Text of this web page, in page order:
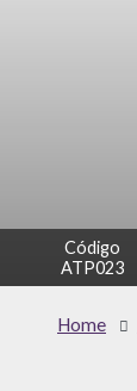
Código
ATP023
Home